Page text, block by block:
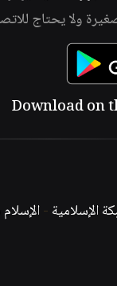
ولا يحتاج
الإسلامية -